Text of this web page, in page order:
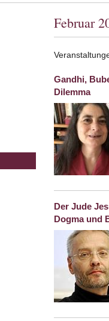
Februar
Gandhi,
Dilemma
Der Jude
Dogma und